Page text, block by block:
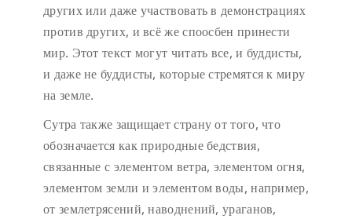
других или даже участвовать в демонстрациях
против других, и всё же споосбен принести
мир. Этот текст могут читать все, и буддисты,
и даже не буддисты, которые стремятся к миру
на земле.
Сутра также защищает страну от того, что
обозначается как природные бедствия,
связанные с элементом ветра, элементом огня,
элементом земли и элементом воды, например,
от землетрясений, наводнений, ураганов,